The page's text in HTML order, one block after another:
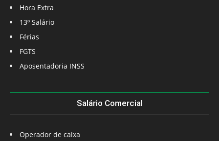
Hora Extra
13º Salário
Férias
FGTS
Aposentadoria INSS
Salário Comercial
Operador de caixa